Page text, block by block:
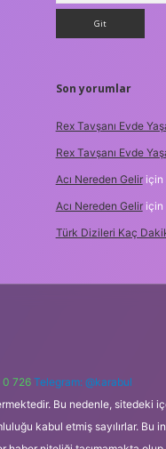
Son yorumlar
Rex Tavşanı Evde
Rex Tavşanı Evde
Acı Nereden Geliriçin
Acı Nereden Geliriçin
Türk Dizileri Kaç
0 726 Telegram: @karabul
Bu nedenle,
kabul etmiş sayılırlar. Bu